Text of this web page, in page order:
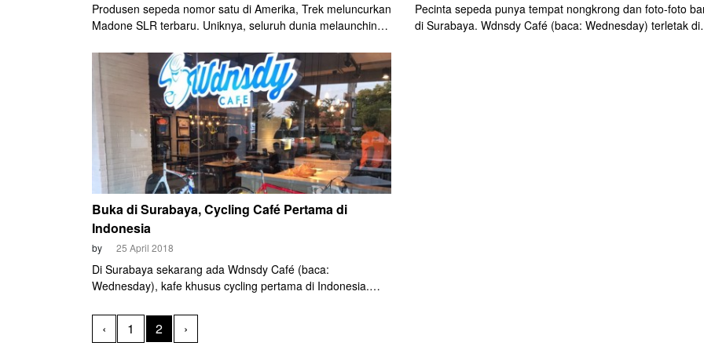
Produsen sepeda nomor satu di Amerika, Trek meluncurkan
Madone SLR terbaru. Uniknya, seluruh dunia melaunching
balap sepeda paling megah se-jagad, Tour de France.
Untuk Indonesia, tiga kota yang kebagian pesta launching
ini. Jakarta di Bike & Bites Alam Sutera, Yogyakarta di Iconic
Café serta Surabaya di Wdnsdy Café.
Pecinta sepeda punya tempat nongkrong dan foto-foto
di Surabaya. Wdnsdy Café (baca: Wednesday) terletak di
Buka di Surabaya, Cycling Café Pertama di
Indonesia
by 25 April 2018
Di Surabaya sekarang ada Wdnsdy Café (baca:
Wednesday), kafe khusus cycling pertama di Indonesia.
Surabaya Town Square, Jalan Hayam Wuruk.
‹ 1 2 ›